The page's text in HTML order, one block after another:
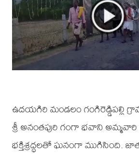
ఉదయగిరి మండలం గంగిరెడ్డిపల్లి
శ్రీ అనంతపురి గంగా భవాని
భక్తిశ్రద్ధలతో ఘనంగా ముగిసింది.